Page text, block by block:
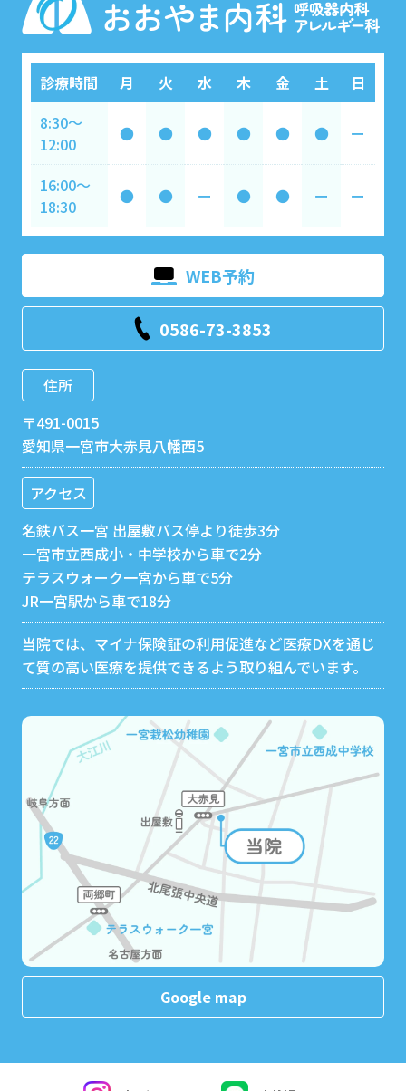
診療時間 月 火 水 木 金 土
日
8:30～
12:00
● ● ● ● ● ● ー
16:00～
18:30
● ● ー ● ● ー ー
WEB予約
0586-73-3853
住所
〒491-0015
愛知県一宮市大赤見八幡西5
アクセス
名鉄バス一宮 出屋敷バス停より徒歩3分
一宮市立西成小・中学校から車で2分
テラスウォーク一宮から車で5分
JR一宮駅から車で18分
当院では、マイナ保険証の利用促進など医療DXを通じ
て質の高い医療を提供できるよう取り組んでいます。
Google map